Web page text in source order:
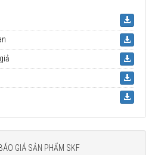
GIÁ SẢN PHẨM SKF